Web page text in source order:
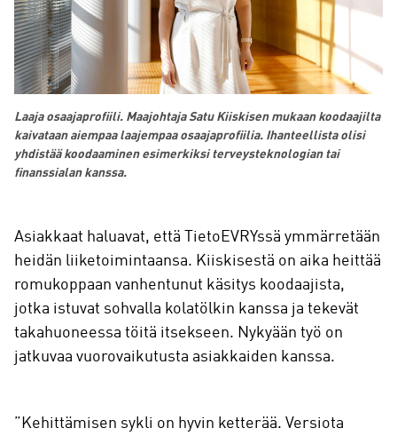
Laaja osaajaprofiili. Maajohtaja Satu Kiiskisen mukaan koodaajilta
kaivataan aiempaa laajempaa osaajaprofiilia. Ihanteellista olisi
yhdistää koodaaminen esimerkiksi terveysteknologian tai
finanssialan kanssa.
Asiakkaat haluavat, että TietoEVRYssä ymmärretään
heidän liiketoimintaansa. Kiiskisestä on aika heittää
romukoppaan vanhentunut käsitys koodaajista,
jotka istuvat sohvalla kolatölkin kanssa ja tekevät
takahuoneessa töitä itsekseen. Nykyään työ on
jatkuvaa vuorovaikutusta asiakkaiden kanssa.
”Kehittämisen sykli on hyvin ketterää. Versiota